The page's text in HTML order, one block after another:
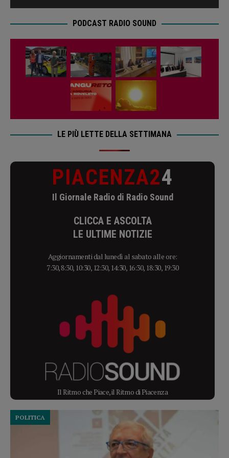
PODCAST RADIO SOUND
LE PIÙ LETTE DELLA SETTIMANA
PIACENZA24
Il Giornale Radio di Radio Sound
CLICCA E ASCOLTA
LE ULTIME NOTIZIE
Aggiornamenti dal lunedì al sabato alle ore:
7:30, 8:30, 10:30, 12:30, 14:30, 16:30, 18:30, 19:30
Il Ritmo che Piace, il Ritmo di Piacenza
POLITICA